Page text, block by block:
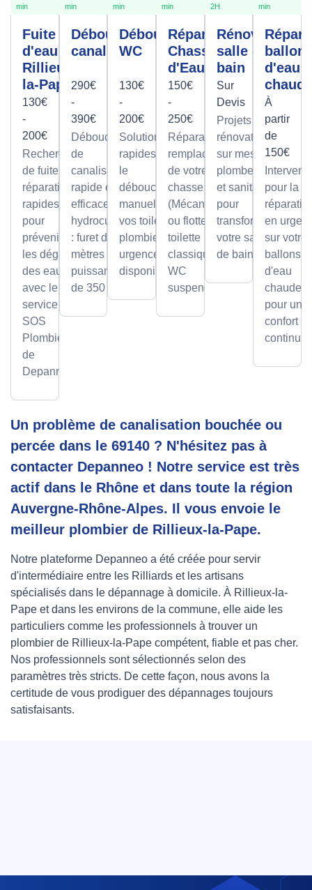
min
Fuite
d'eau
Rillieux-
la-Pape
130€
-
200€
Recherche
de fuite et
réparation
rapides
pour
prévenir
les dégâts
des eaux
avec le
service
SOS
Plombier
de
Depanneo
min
Débouchage
canalisation
290€
-
390€
Débouchage
de
canalisation
rapide et
efficace par
hydrocurage
: furet de 100
mètres et
puissance
de 350 bars.
min
Débouchage
WC
130€
-
200€
Solutions
rapides pour
le
débouchage
manuel de
vos toilettes,
plombier en
urgence
disponible.
min
Réparation
Chasse
d'Eau
150€
-
250€
Réparation et
remplacement
de votre
chasse d'eau
(Mécanisme
ou flotteur) sur
toilette
classique ou
WC
suspendu.
2H
Rénovation
salle de
bain
Sur
Devis
Projets de
rénovation
sur mesure
plomberie
et sanitaire
pour
transformer
votre salle
de bain.
min
ballon
d'eau
À
partir
de
150€
pour la
en
sur votre
ballons
d'eau
chaude,
pour un
confort
continu.
Un problème de canalisation bouchée ou
percée dans le 69140 ? N'hésitez pas à
contacter Depanneo ! Notre service est très
actif dans le Rhône et dans toute la région
Auvergne-Rhône-Alpes. Il vous envoie le
meilleur plombier de Rillieux-la-Pape.
Notre plateforme Depanneo a été créée pour servir
d'intermédiaire entre les Rilliards et les artisans
spécialisés dans le dépannage à domicile. À Rillieux-la-
Pape et dans les environs de la commune, elle aide les
particuliers comme les professionnels à trouver un
plombier de Rillieux-la-Pape compétent, fiable et pas cher.
Nos professionnels sont sélectionnés selon des
paramètres très stricts. De cette façon, nous avons la
certitude de vous prodiguer des dépannages toujours
satisfaisants.